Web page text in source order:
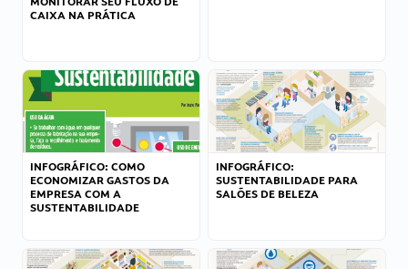
CAIXA NA PRÁTICA
INFOGRÁFICO: COMO
ECONOMIZAR GASTOS DA
EMPRESA COM A
SUSTENTABILIDADE
INFOGRÁFICO:
SUSTENTABILIDADE PARA
SALÕES DE BELEZA